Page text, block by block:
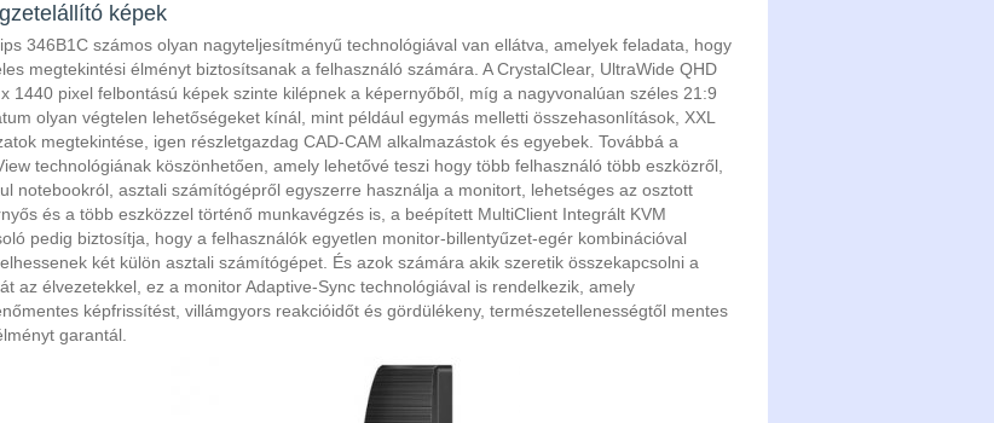
képek
346B1C számos olyan nagyteljesítményű technológiával van ellátva, amelyek feladata, hogy
megtekintési élményt biztosítsanak a felhasználó számára. A CrystalClear, UltraWide QHD
1440 pixel felbontású képek szinte kilépnek a képernyőből, míg a nagyvonalúan széles 21:9
olyan végtelen lehetőségeket kínál, mint például egymás melletti összehasonlítások, XXL
megtekintése, igen részletgazdag CAD-CAM alkalmazástok és egyebek. Továbbá a
technológiának köszönhetően, amely lehetővé teszi hogy több felhasználó több eszközről,
notebookról, asztali számítógépről egyszerre használja a monitort, lehetséges az osztott
és a több eszközzel történő munkavégzés is, a beépített MultiClient Integrált KVM
pedig biztosítja, hogy a felhasználók egyetlen monitor-billentyűzet-egér kombinációval
két külön asztali számítógépet. És azok számára akik szeretik összekapcsolni a
az élvezetekkel, ez a monitor Adaptive-Sync technológiával is rendelkezik, amely
képfrissítést, villámgyors reakcióidőt és gördülékeny, természetellenességtől mentes
garantál.